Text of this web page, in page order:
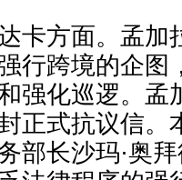
卡方面。孟加
行跨境的企图
强化巡逻。孟
正式抗议信。
部长沙玛·奥